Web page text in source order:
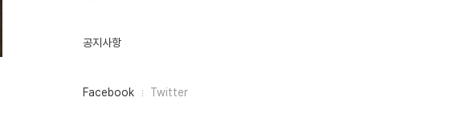
공지사항
페
Facebook Twitter